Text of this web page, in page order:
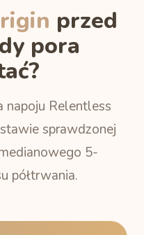
przed
pora
napoju Relentless
sprawdzonej
5-
półtrwania.